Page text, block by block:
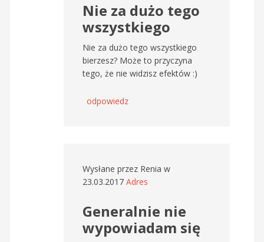
Nie za dużo tego
wszystkiego
Nie za dużo tego wszystkiego
bierzesz? Może to przyczyna
tego, że nie widzisz efektów :)
odpowiedz
Wysłane przez Renia w
23.03.2017 Adres
Generalnie nie
wypowiadam się